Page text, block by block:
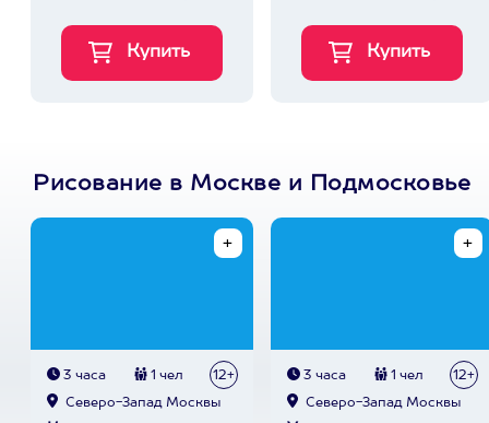
Рисование в Москве и Подмосковье
3 часа 1 чел 12+
Северо-Запад Москвы
3 часа 1 чел 12+
Северо-Запад Москвы